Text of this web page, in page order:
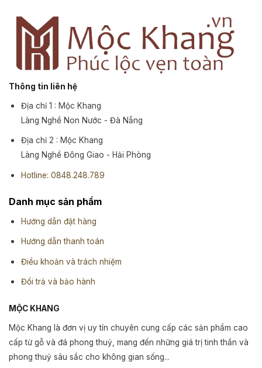
Thông tin liên hệ
Địa chỉ 1 : Mộc Khang
Làng Nghề Non Nước - Đà Nẵng
Địa chỉ 2 : Mộc Khang
Làng Nghề Đông Giao - Hải Phòng
Hotline: 0848.248.789
Danh mục sản phẩm
Hướng dẫn đặt hàng
Hướng dẫn thanh toán
Điều khoản và trách nhiệm
Đổi trả và bảo hành
MỘC KHANG
Mộc Khang là đơn vị uy tín chuyên cung cấp các sản phẩm cao
cấp từ gỗ và đá phong thuỷ, mang đến những giá trị tinh thần và
phong thuỷ sâu sắc cho không gian sống...